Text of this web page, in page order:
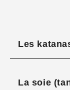
Les
La soie